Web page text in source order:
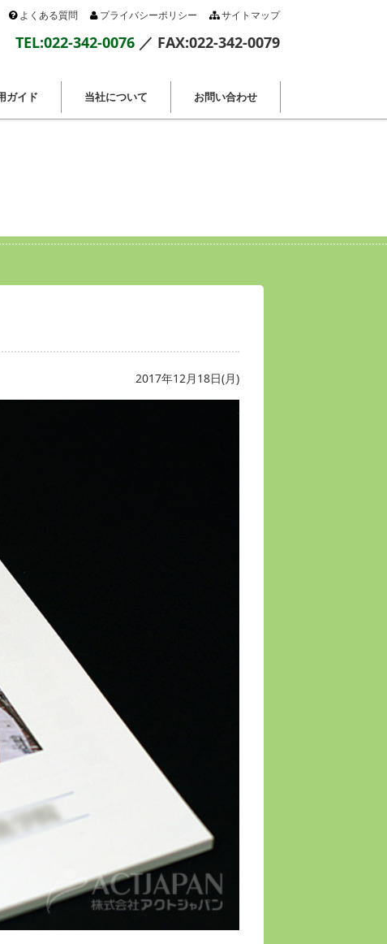
よくある質問 プライバシーポリシー サイトマップ
TEL:022-342-0076 ／ FAX:022-342-0079
ガイド 当社について お問い合わせ
2017年12月18日(月)